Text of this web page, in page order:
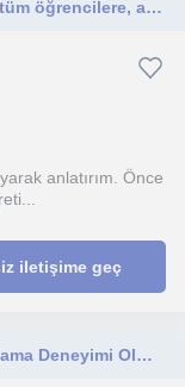
Sıfırdan programlama öğrenmek isteyen tüm öğrencilere, anlaşılır ve adım adım ilerleyen eğitimler sunuyorum.
anlatırım. Önce
iletişime geç
Ortaokul, Lise Öğrencilerine ve Programlama Deneyimi Olmayanlara Programlama Dersleri